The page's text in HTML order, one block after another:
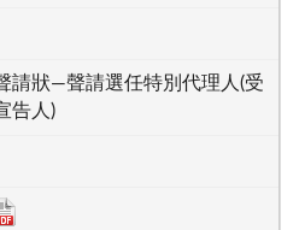
請狀—聲請選任特別代理人(受
告人)